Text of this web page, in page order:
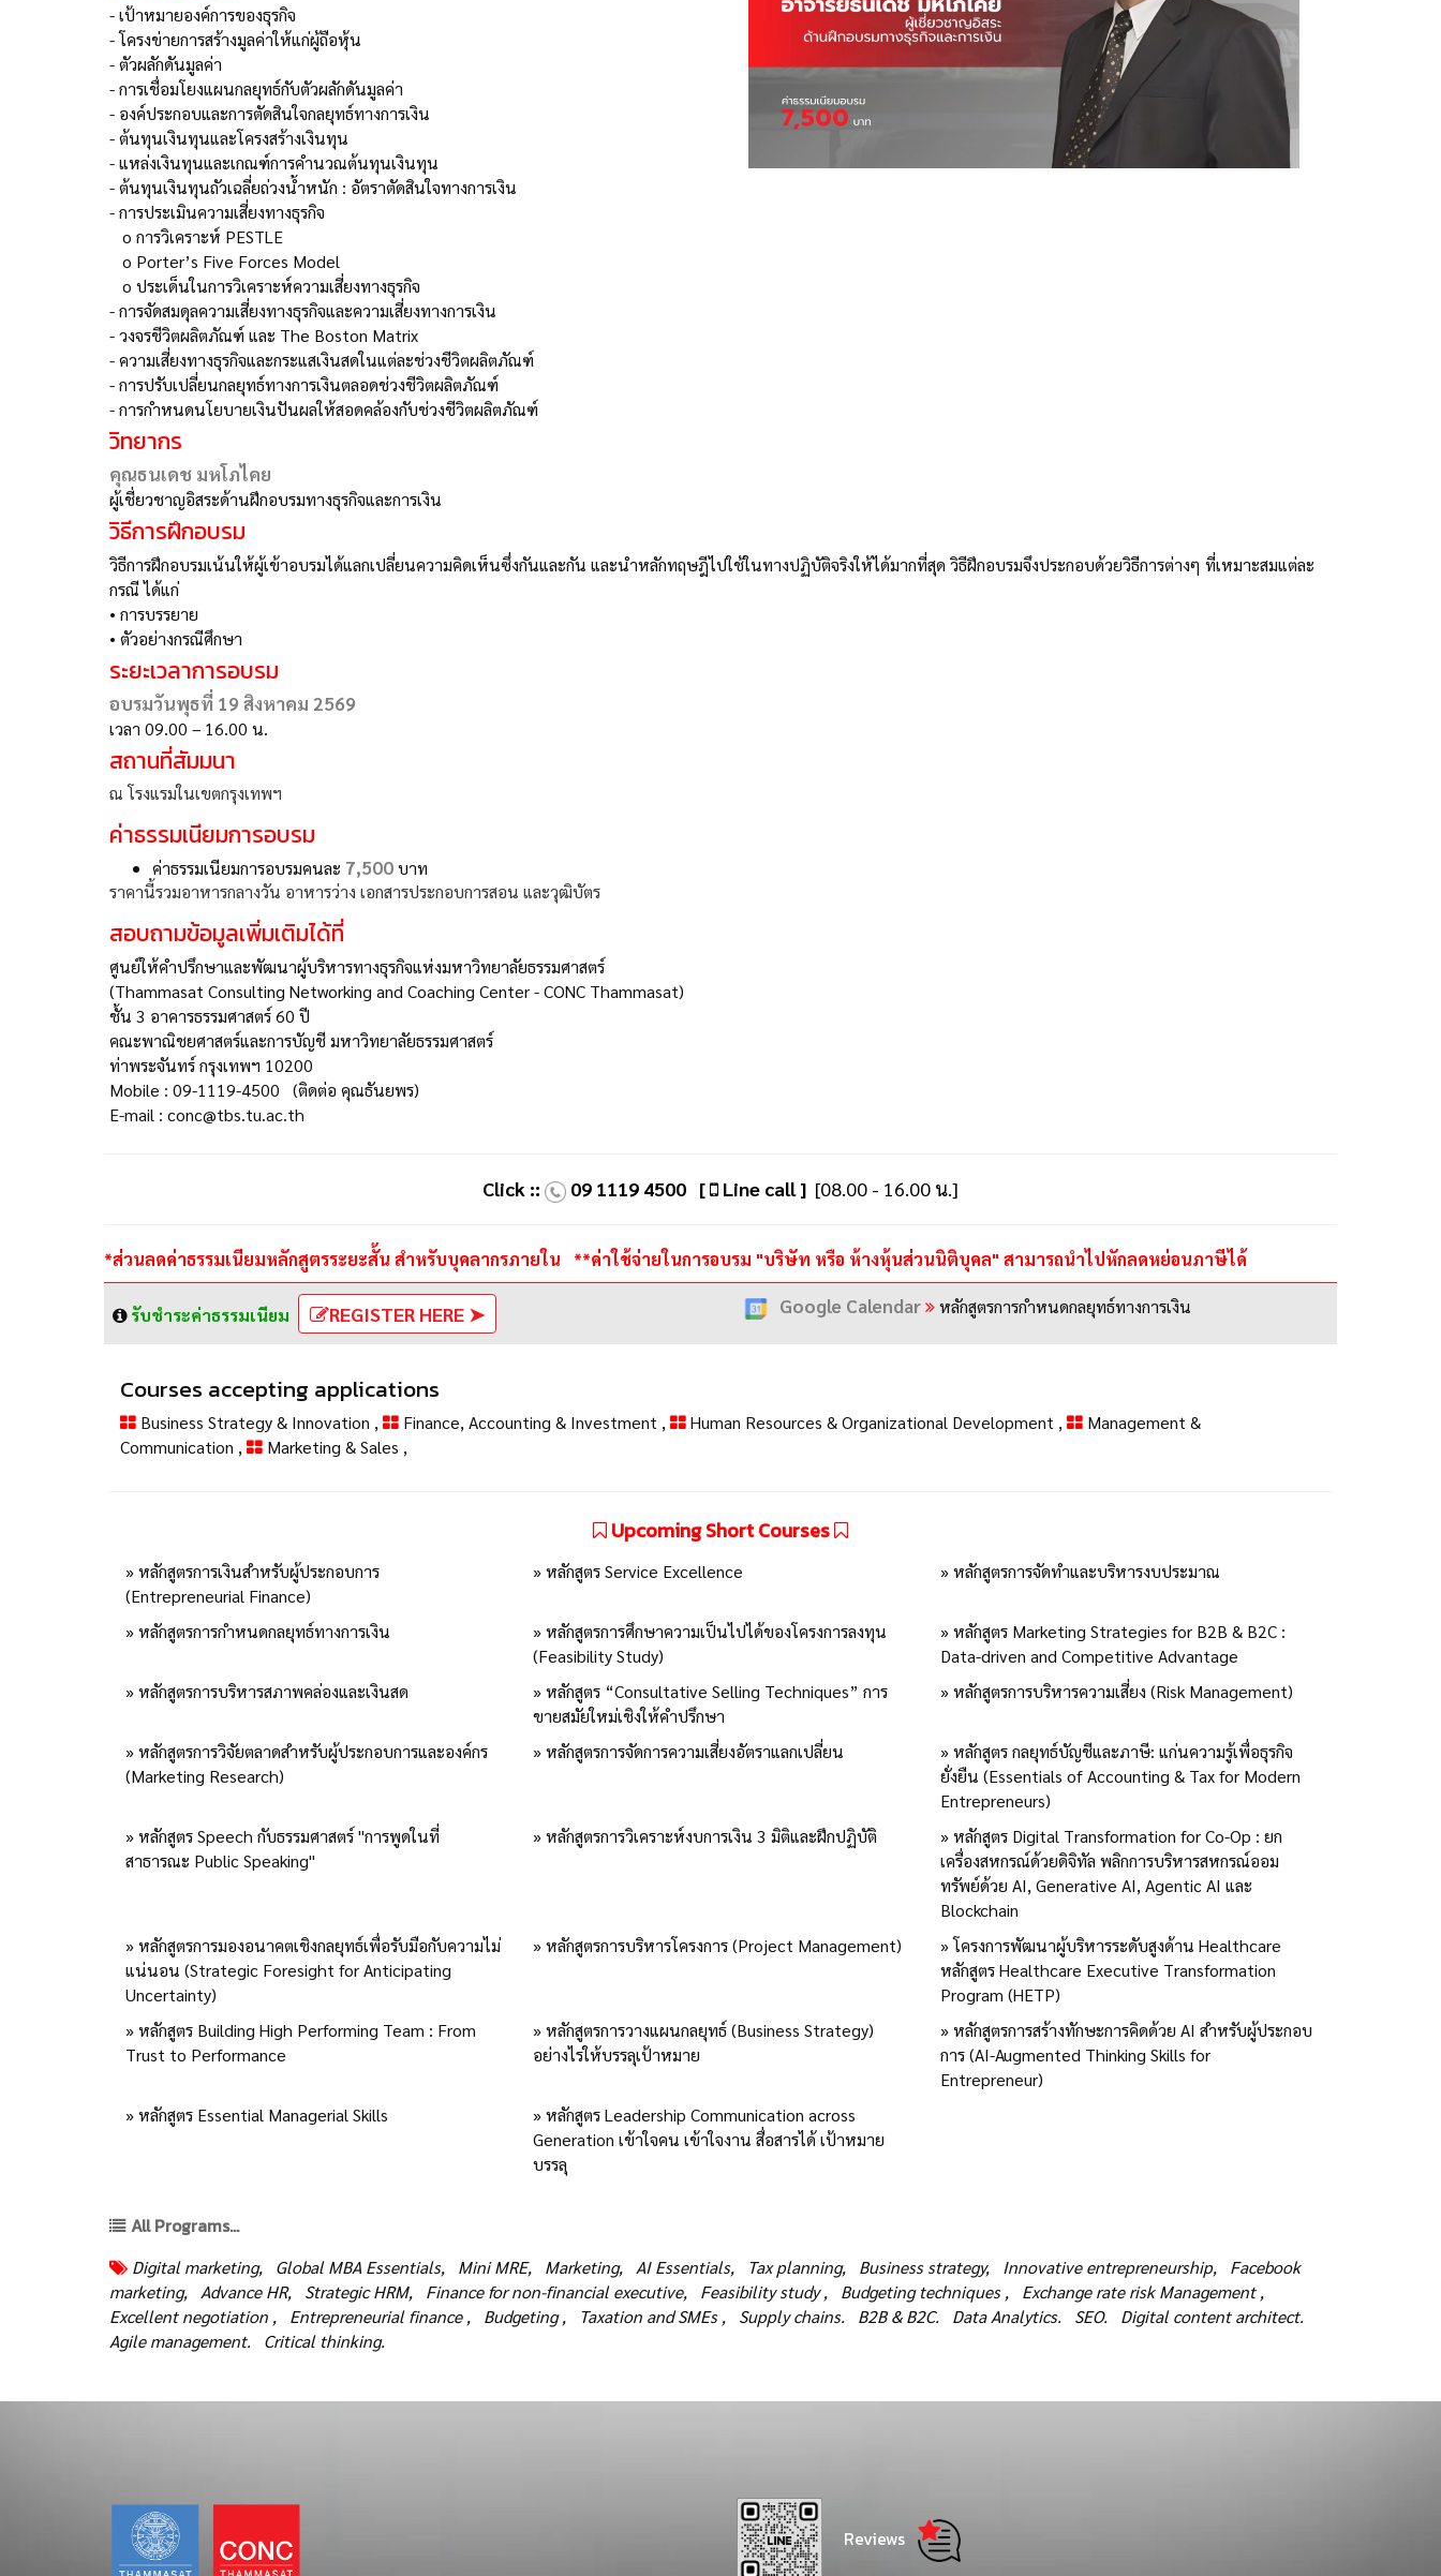
-เป้าหมายองค์การของธุรกิจ
-โครงข่ายการสร้างมูลค่าให้แก่ผู้ถือหุ้น
-ตัวผลักดันมูลค่า
-การเชื่อมโยงแผนกลยุทธ์กับตัวผลักดันมูลค่า
- องค์ประกอบและการตัดสินใจกลยุทธ์ทางการเงิน
-ต้นทุนเงินทุนและโครงสร้างเงินทุน
-แหล่งเงินทุนและเกณฑ์การคำนวณต้นทุนเงินทุน
-ต้นทุนเงินทุนถัวเฉลี่ยถ่วงน้ำหนัก : อัตราตัดสินใจทางการเงิน
-การประเมินความเสี่ยงทางธุรกิจ
o การวิเคราะห์ PESTLE
o Porter’s Five Forces Model
o ประเด็นในการวิเคราะห์ความเสี่ยงทางธุรกิจ
-การจัดสมดุลความเสี่ยงทางธุรกิจและความเสี่ยงทางการเงิน
-วงจรชีวิตผลิตภัณฑ์ และ The Boston Matrix
-ความเสี่ยงทางธุรกิจและกระแสเงินสดในแต่ละช่วงชีวิตผลิตภัณฑ์
-การปรับเปลี่ยนกลยุทธ์ทางการเงินตลอดช่วงชีวิตผลิตภัณฑ์
-การกำหนดนโยบายเงินปันผลให้สอดคล้องกับช่วงชีวิตผลิตภัณฑ์
วิทยากร
คุณธนเดช มหโภไคย
ผู้เชี่ยวชาญอิสระด้านฝึกอบรมทางธุรกิจและการเงิน
วิธีการฝึกอบรม
วิธีการฝึกอบรมเน้นให้ผู้เข้าอบรมได้แลกเปลี่ยนความคิดเห็นซึ่งกันและกัน และนำหลักทฤษฎีไปใช้ในทางปฏิบัติจริงให้ได้มากที่สุด วิธีฝึกอบรมจึงประกอบด้วยวิธีการต่างๆ ที่เหมาะสมแต่ละ
กรณี ได้แก่
• การบรรยาย
• ตัวอย่างกรณีศึกษา
ระยะเวลาการอบรม
อบรมวันพุธที่ 19 สิงหาคม 2569
เวลา 09.00 – 16.00 น.
สถานที่สัมมนา
ณ โรงแรมในเขตกรุงเทพฯ
ค่าธรรมเนียมการอบรม
ค่าธรรมเนียมการอบรมคนละ 7,500บาท
ราคานี้รวมอาหารกลางวัน อาหารว่าง เอกสารประกอบการสอน และวุฒิบัตร
สอบถามข้อมูลเพิ่มเติมได้ที่
ศูนย์ให้คำปรึกษาและพัฒนาผู้บริหารทางธุรกิจแห่งมหาวิทยาลัยธรรมศาสตร์
(Thammasat Consulting Networking and Coaching Center - CONC Thammasat)
ชั้น 3 อาคารธรรมศาสตร์ 60 ปี
คณะพาณิชยศาสตร์และการบัญชี มหาวิทยาลัยธรรมศาสตร์
ท่าพระจันทร์ กรุงเทพฯ 10200
Mobile : 09-1119-4500 (ติดต่อ คุณธันยพร)
E-mail : conc@tbs.tu.ac.th
Click :: 09 1119 4500 [ Line call ] [08.00 - 16.00 น.]
*ส่วนลดค่าธรรมเนียมหลักสูตรระยะสั้น สำหรับบุคลากรภายใน **ค่าใช้จ่ายในการอบรม "บริษัท หรือ ห้างหุ้นส่วนนิติบุคล" สามารถนำไปหักลดหย่อนภาษีได้
รับชำระค่าธรรมเนียม REGISTER HERE ➤ Google Calendar หลักสูตรการกำหนดกลยุทธ์ทางการเงิน
Courses accepting applications
Business Strategy & Innovation , Finance, Accounting & Investment , Human Resources & Organizational Development ,
Management &
Communication , Marketing & Sales ,
Upcoming Short Courses
» หลักสูตรการเงินสำหรับผู้ประกอบการ
(Entrepreneurial Finance)
» หลักสูตร Service Excellence » หลักสูตรการจัดทำและบริหารงบประมาณ
» หลักสูตรการกำหนดกลยุทธ์ทางการเงิน
» หลักสูตรการศึกษาความเป็นไปได้ของโครงการลงทุน
(Feasibility Study)
» หลักสูตร Marketing Strategies for B2B & B2C :
Data-driven and Competitive Advantage
» หลักสูตรการบริหารสภาพคล่องและเงินสด
» หลักสูตร “Consultative Selling Techniques” การ
ขายสมัยใหม่เชิงให้คำปรึกษา
» หลักสูตรการบริหารความเสี่ยง (Risk Management)
» หลักสูตรการวิจัยตลาดสำหรับผู้ประกอบการและองค์กร
(Marketing Research)
» หลักสูตรการจัดการความเสี่ยงอัตราแลกเปลี่ยน
» หลักสูตร กลยุทธ์บัญชีและภาษี: แก่นความรู้เพื่อธุรกิจ
ยั่งยืน (Essentials of Accounting & Tax for Modern
Entrepreneurs)
» หลักสูตร Speech กับธรรมศาสตร์ ''การพูดในที่
สาธารณะ Public Speaking''
» หลักสูตรการวิเคราะห์งบการเงิน 3 มิติและฝึกปฏิบัติ
» หลักสูตร Digital Transformation for Co-Op : ยก
เครื่องสหกรณ์ด้วยดิจิทัล พลิกการบริหารสหกรณ์ออม
ทรัพย์ด้วย AI, Generative AI, Agentic AI และ
Blockchain
» หลักสูตรการมองอนาคตเชิงกลยุทธ์เพื่อรับมือกับความไม่
แน่นอน (Strategic Foresight for Anticipating
Uncertainty)
» หลักสูตรการบริหารโครงการ (Project Management)
» โครงการพัฒนาผู้บริหารระดับสูงด้าน Healthcare
หลักสูตร Healthcare Executive Transformation
Program (HETP)
» หลักสูตร Building High Performing Team : From
Trust to Performance
» หลักสูตรการวางแผนกลยุทธ์ (Business Strategy)
อย่างไรให้บรรลุเป้าหมาย
» หลักสูตรการสร้างทักษะการคิดด้วย AI สำหรับผู้ประกอบ
การ (AI-Augmented Thinking Skills for
Entrepreneur)
» หลักสูตร Essential Managerial Skills
» หลักสูตร Leadership Communication across
Generation เข้าใจคน เข้าใจงาน สื่อสารได้ เป้าหมาย
บรรลุ
All Programs...
Digital marketing, Global MBA Essentials, Mini MRE, Marketing, AI Essentials, Tax planning, Business strategy, Innovative entrepreneurship,
Facebook
marketing,
Advance HR, Strategic HRM, Finance for non-financial executive, Feasibility study , Budgeting techniques ,
Exchange rate risk Management ,
Excellent negotiation ,
Entrepreneurial finance , Budgeting , Taxation and SMEs , Supply chains. B2B & B2C. Data Analytics. SEO.
Digital content architect.
Agile management.
Critical thinking.
Reviews